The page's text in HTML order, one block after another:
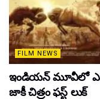
FILM NEWS
ఇండియన్ మూవీలో
జాకీ చిత్రం ఫస్ట్ లుక్